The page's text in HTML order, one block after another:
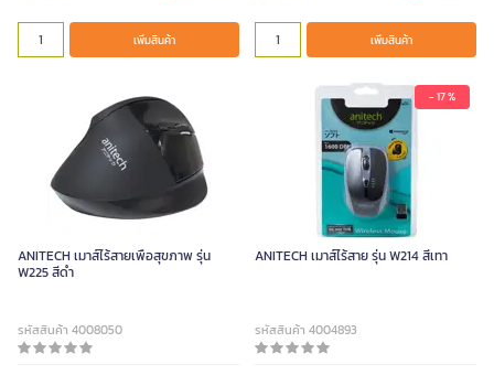
เพิ่มสินค้า เพิ่มสินค้า
ANITECH เมาส์ไร้สายเพื่อสุขภาพ รุ่น
W225 สีดำ
รหัสสินค้า 4008050
- 17 %
ANITECH เมาส์ไร้สาย รุ่น W214 สีเทา
รหัสสินค้า 4004893